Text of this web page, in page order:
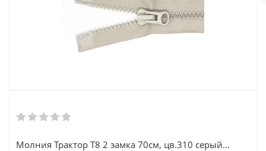
Молния Трактор Т8 2 замка 70см, цв.310 серый...